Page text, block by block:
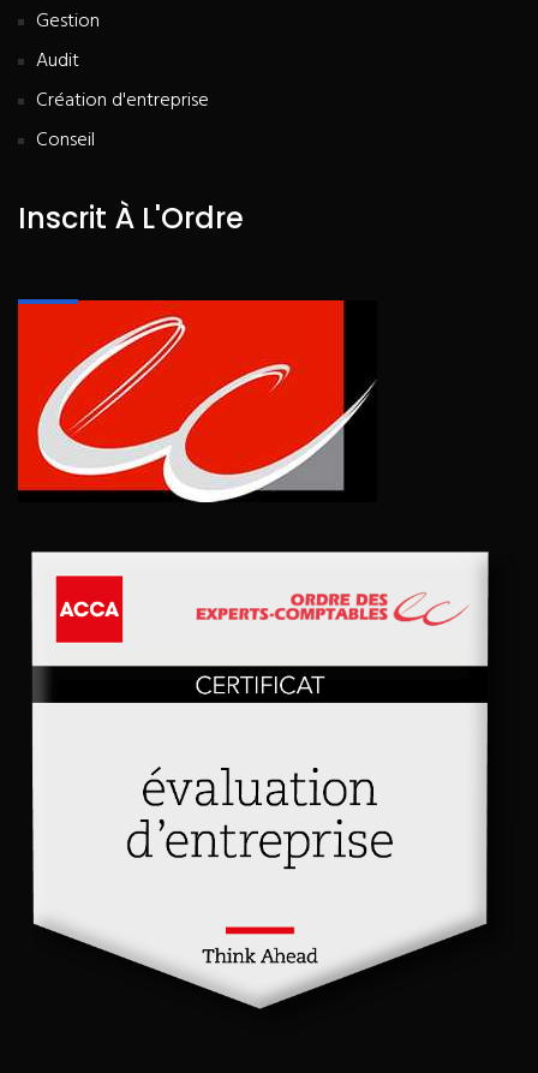
Gestion
Audit
Création d'entreprise
Conseil
Inscrit À L'Ordre